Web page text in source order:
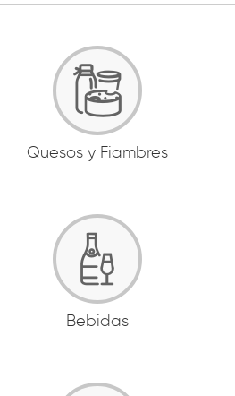
Quesos y Fiambres
Bebidas